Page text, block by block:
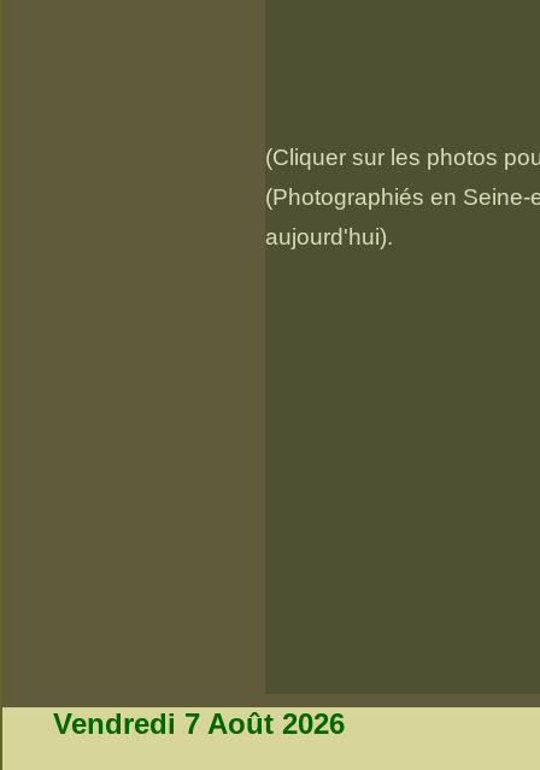
(Cliquer sur les photos
(Photographiés en
aujourd'hui).
Vendredi 7 Août 2026